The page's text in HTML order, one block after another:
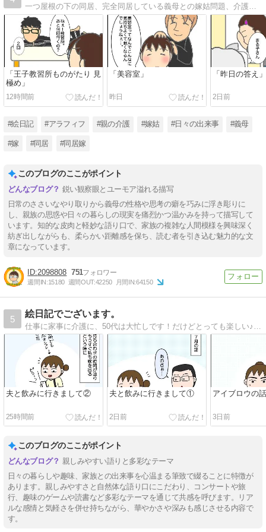
「王子教習所ものがたり 見
極め」
12時間前
「美容室」
昨日
「昨日の答え」
2日前
#絵日記 #アラフィフ #親の介護 #嫁姑 #日々の出来事 #義母
#嫁 #同居 #同居嫁
このブログのここがポイント
鋭い観察眼とユーモア溢れる描写
日常のささいなやり取りから義母の性格や思考の癖を巧みに浮き彫りに
し、親族の思惑や日々の暮らしの現実を痛烈かつ温かみを持って描写して
います。知的な皮肉と軽妙な語り口で、家族の複雑な人間模様を興味深く
紡ぎ出しながらも、柔らかい距離感を保ち、読む者を引き込む魅力的な文
章になっています。
2098808 751
週間IN:15180 週間OUT:42250 月間IN:64150
5
絵日記でございます。
夫と飲みに行きまして②
25時間前
夫と飲みに行きまして①
2日前
アイブロウの話
3日前
このブログのここがポイント
親しみやすい語りと多彩なテーマ
日々の暮らしや趣味、家族との出来事を心温まる筆致で綴ることに特徴が
あります。親しみやすさと自然体な語り口にこだわり、コンサートや旅
行、趣味のゲームや読書など多彩なテーマを通じて共感を呼びます。リア
ルな感情と気軽さを併せ持ちながら、華やかさや深みも感じさせる内容で
す。